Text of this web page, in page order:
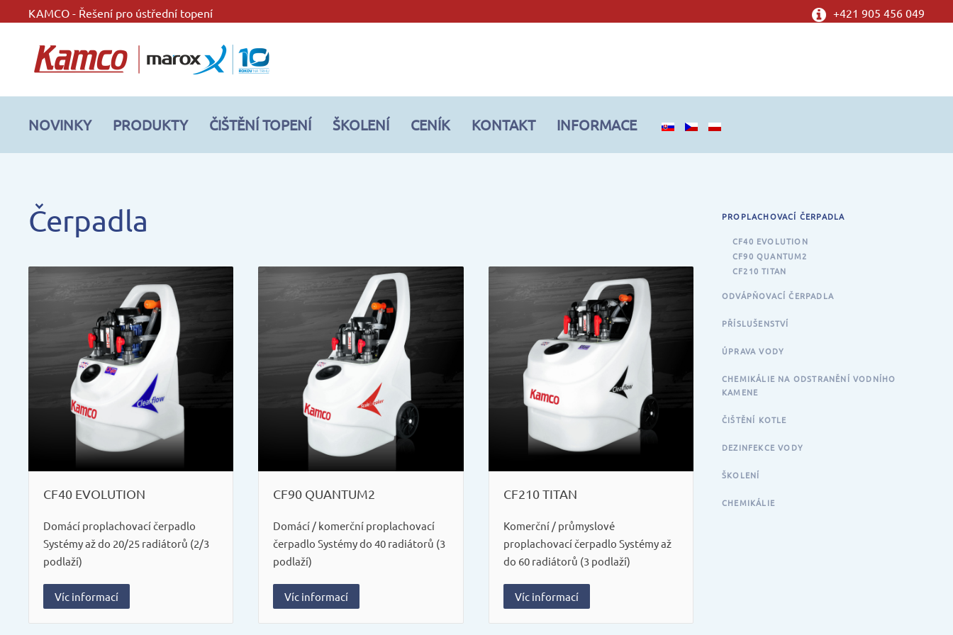
KAMCO - Řešení pro ústřední topení +421 905 456 049
NOVINKY PRODUKTY ČIŠTĚNÍ TOPENÍ ŠKOLENÍ CENÍK KONTAKT INFORMACE
Čerpadla
CF40 EVOLUTION
Domácí proplachovací čerpadlo
Systémy až do 20/25 radiátorů (2/3
podlaží)
Víc informací
CF90 QUANTUM2
Domácí / komerční proplachovací
čerpadlo Systémy do 40 radiátorů (3
podlaží)
Víc informací
CF210 TITAN
Komerční / průmyslové
proplachovací čerpadlo Systémy až
do 60 radiátorů (3 podlaží)
Víc informací
PROPLACHOVACÍ ČERPADLA
CF40 EVOLUTION
CF90 QUANTUM2
CF210 TITAN
ODVÁPŇOVACÍ ČERPADLA
PŘÍSLUŠENSTVÍ
ÚPRAVA VODY
CHEMIKÁLIE NA ODSTRANĚNÍ VODNÍHO
KAMENE
ČIŠTĚNÍ KOTLE
DEZINFEKCE VODY
ŠKOLENÍ
CHEMIKÁLIE